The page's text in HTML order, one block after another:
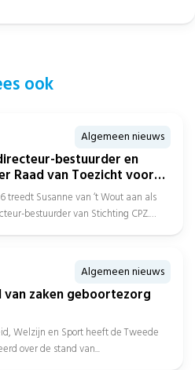
ook
Algemeen nieuws
bestuurder en
Raad van Toezicht voor
treedt Susanne van ‘t Wout aan als
bestuurder van Stichting CPZ.
Algemeen nieuws
zaken geboortezorg
Welzijn en Sport heeft de Tweede
over de stand van...